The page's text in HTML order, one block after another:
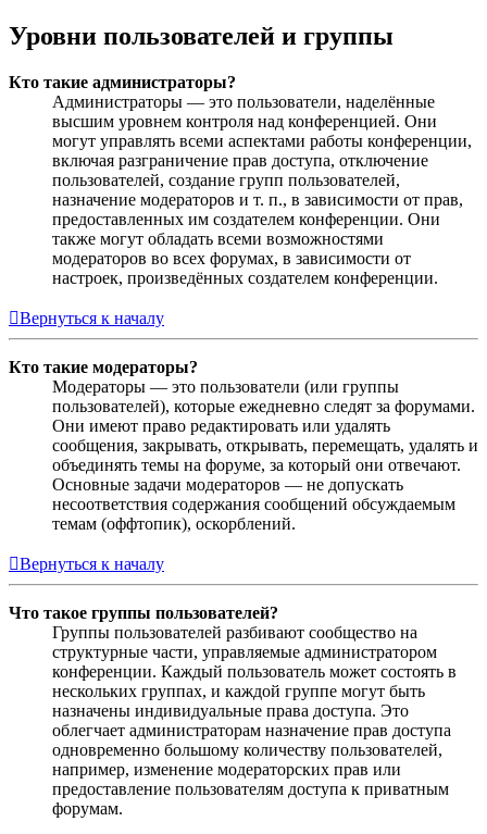
Уровни пользователей и группы
Кто такие администраторы?
Администраторы — это пользователи, наделённые
высшим уровнем контроля над конференцией. Они
могут управлять всеми аспектами работы конференции,
включая разграничение прав доступа, отключение
пользователей, создание групп пользователей,
назначение модераторов и т. п., в зависимости от прав,
предоставленных им создателем конференции. Они
также могут обладать всеми возможностями
модераторов во всех форумах, в зависимости от
настроек, произведённых создателем конференции.
Вернуться к началу
Кто такие модераторы?
Модераторы — это пользователи (или группы
пользователей), которые ежедневно следят за форумами.
Они имеют право редактировать или удалять
сообщения, закрывать, открывать, перемещать, удалять и
объединять темы на форуме, за который они отвечают.
Основные задачи модераторов — не допускать
несоответствия содержания сообщений обсуждаемым
темам (оффтопик), оскорблений.
Вернуться к началу
Что такое группы пользователей?
Группы пользователей разбивают сообщество на
структурные части, управляемые администратором
конференции. Каждый пользователь может состоять в
нескольких группах, и каждой группе могут быть
назначены индивидуальные права доступа. Это
облегчает администраторам назначение прав доступа
одновременно большому количеству пользователей,
например, изменение модераторских прав или
предоставление пользователям доступа к приватным
форумам.